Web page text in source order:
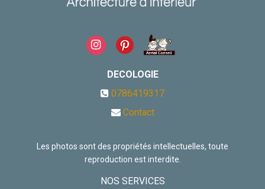
DECOLOGIE
0786419317
Contact
Les photos sont des propriétés intellectuelles, toute
reproduction est interdite.
NOS SERVICES